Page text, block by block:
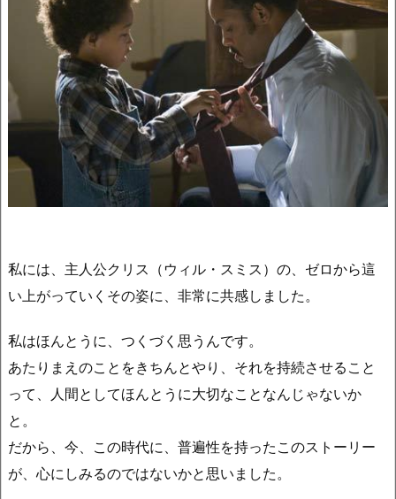
私には、主人公クリス（ウィル・スミス）の、ゼロから這
い上がっていくその姿に、非常に共感しました。
私はほんとうに、つくづく思うんです。
あたりまえのことをきちんとやり、それを持続させること
って、人間としてほんとうに大切なことなんじゃないか
と。
だから、今、この時代に、普遍性を持ったこのストーリー
が、心にしみるのではないかと思いました。